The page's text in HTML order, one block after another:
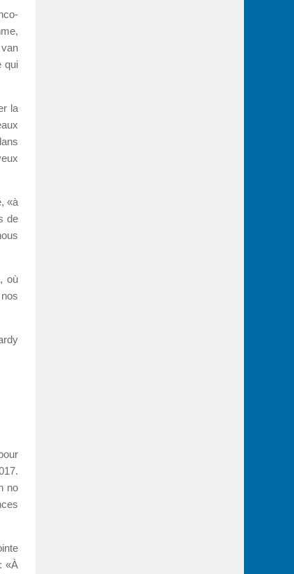
qui
la
«à
de
où
no
«À